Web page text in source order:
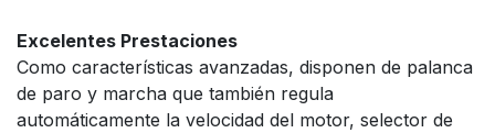
Excelentes Prestaciones
Como características avanzadas, disponen de palanca
de paro y marcha que también regula
automáticamente la velocidad del motor, selector de